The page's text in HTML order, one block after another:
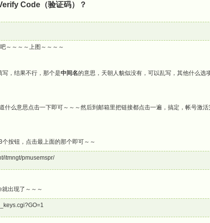
Code（验证码）？
～～～～上图～～～～
写，结果不行，那个是中间名的意思，天朝人貌似没有，可以乱写，其他什么选
什么意思点击一下即可～～～然后到邮箱里把链接都点击一遍，搞定，帐号激活
按钮，点击最上面的那个即可～～
itmngt/pmusemspr/
出现了～～～